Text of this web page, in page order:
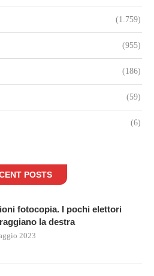
(1.759)
(955)
(186)
(59)
(6)
POSTS
fotocopia. I pochi elettori
la destra
2023